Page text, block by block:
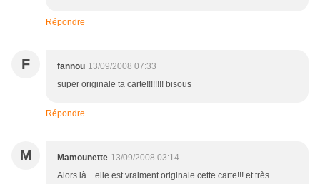
Répondre
F fannou 13/09/2008 07:33
super originale ta carte!!!!!!!! bisous
Répondre
M Mamounette 13/09/2008 03:14
Alors là... elle est vraiment originale cette carte!!! et très